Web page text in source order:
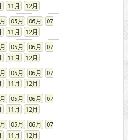
11
12
05 06
07
11
12
05 06
07
11
12
05 06
07
11
12
05 06
07
11
12
05 06
07
11
12